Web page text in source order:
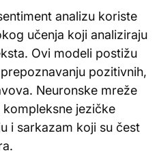
analizu koriste
učenja koji analiziraju
Ovi modeli postižu
pozitivnih,
Neuronske mreže
jezičke
i sarkazam koji su čest